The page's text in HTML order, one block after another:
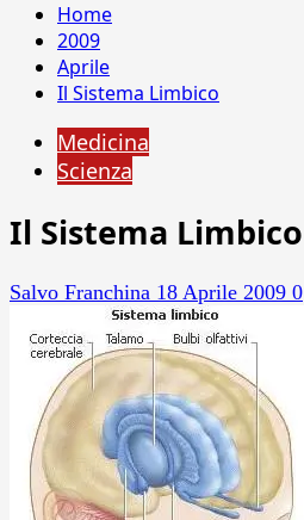
Home
2009
Aprile
Il Sistema Limbico
Medicina
Scienza
Il Sistema Limbico
Salvo Franchina 18 Aprile 2009 0